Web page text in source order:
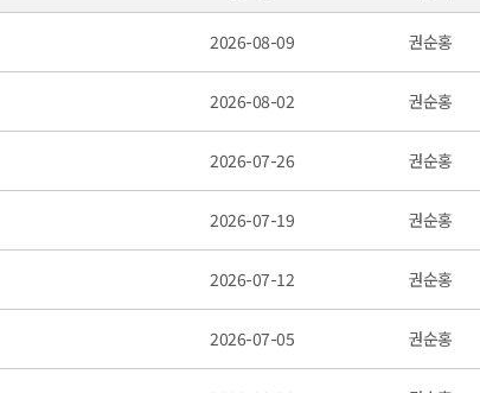
2026-08-09 권순홍
2026-08-02 권순홍
2026-07-26 권순홍
2026-07-19 권순홍
2026-07-12 권순홍
2026-07-05 권순홍